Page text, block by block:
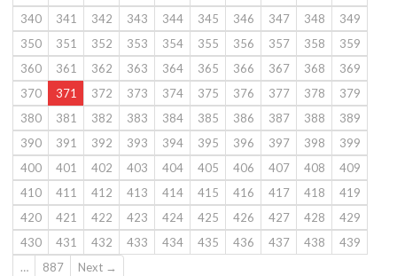
340
341 342 343 344 345 346 347 348
349
350
351 352 353 354 355 356 357 358
359
360
361 362 363 364 365 366 367 368
369
370
371 372 373 374 375 376 377 378
379
380
381 382 383 384 385 386 387 388
389
390
391 392 393 394 395 396 397 398
399
400
401 402 403 404 405 406 407 408
409
410
411 412 413 414 415 416 417 418
419
420
421 422 423 424 425 426 427 428
429
430
431 432 433 434 435 436 437 438
439
…
887 Next →